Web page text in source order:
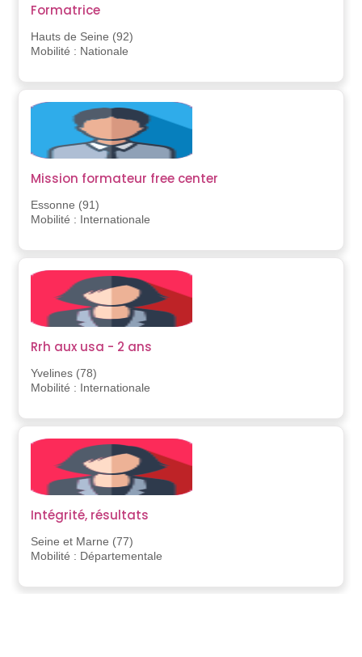
Formatrice
Hauts de Seine (92)
Mobilité : Nationale
Mission formateur free center
Essonne (91)
Mobilité : Internationale
Rrh aux usa - 2 ans
Yvelines (78)
Mobilité : Internationale
Intégrité, résultats
Seine et Marne (77)
Mobilité : Départementale